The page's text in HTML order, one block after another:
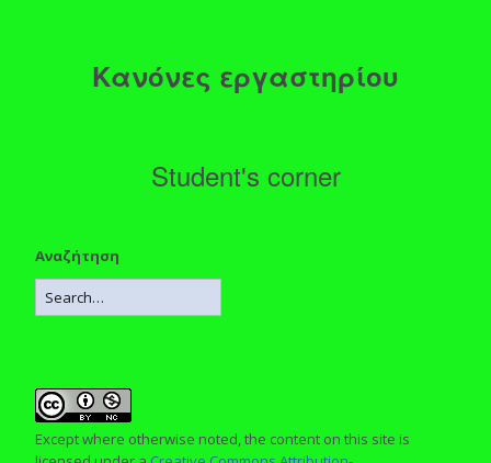
Κανόνες εργαστηρίου
Student's corner
Αναζήτηση
Except where otherwise noted, the content on this site is